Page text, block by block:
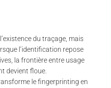
du traçage, mais
l’identification repose
la frontière entre usage
devient floue.
le fingerprinting en